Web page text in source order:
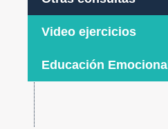
Video ejercicios
Educación Emocional